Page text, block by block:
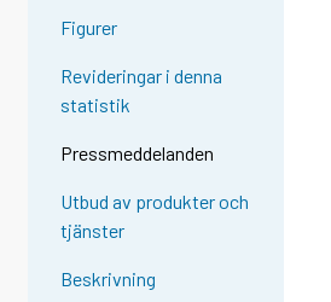
Figurer
Revideringar i denna
statistik
Pressmeddelanden
Utbud av produkter och
tjänster
Beskrivning